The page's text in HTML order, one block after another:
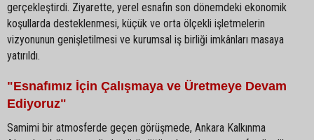
gerçekleştirdi. Ziyarette, yerel esnafın son dönemdeki ekonomik
koşullarda desteklenmesi, küçük ve orta ölçekli işletmelerin
vizyonunun genişletilmesi ve kurumsal iş birliği imkânları masaya
yatırıldı.
"Esnafımız İçin Çalışmaya ve Üretmeye Devam
Ediyoruz"
Samimi bir atmosferde geçen görüşmede, Ankara Kalkınma